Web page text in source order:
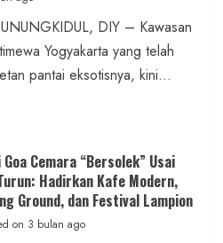
ago
RSUD Wonosari dan
II Sediakan
DIY – Kawasan
Yogyakarta yang telah
pantai eksotisnya, kini...
Cemara “Bersolek” Usai
Hadirkan Kafe Modern,
Ground, dan Festival Lampion
on 3 bulan ago